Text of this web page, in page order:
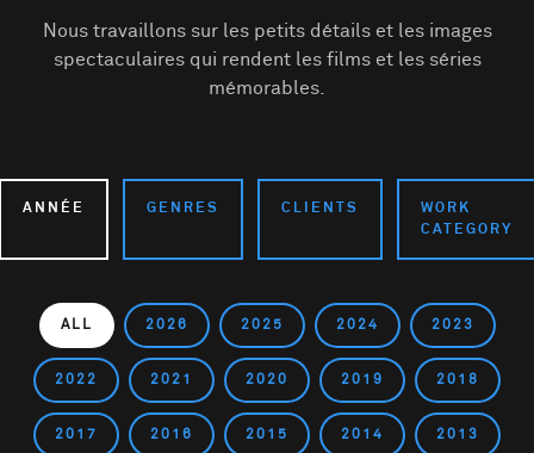
Nous travaillons sur les petits détails et les images
spectaculaires qui rendent les films et les séries
mémorables.
ANNÉE GENRES CLIENTS
WORK
CATEGORY
ALL 2026 2025 2024 2023
2022 2021 2020 2019 2018
2017 2016 2015 2014 2013